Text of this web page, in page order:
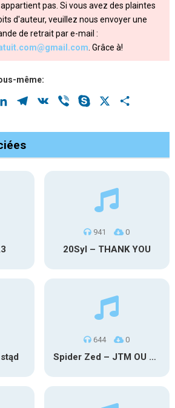
pas. Si vous avez des plaintes
d'auteur, veuillez nous envoyer une
de retrait par e-mail :
. Grâce à!
même:
LinkedInTelegram
VK Viber Skype
941 0
20Syl – THANK YOU
644 0
Spider Zed – JTM OU TG